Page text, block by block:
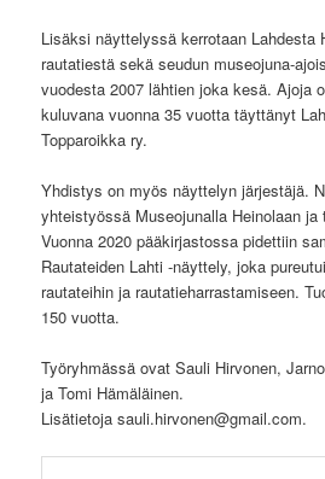
Lisäksi näyttelyssä kerrotaan Lahdesta
rautatiestä sekä seudun museojuna-
vuodesta 2007 lähtien joka kesä. Ajoja
kuluvana vuonna 35 vuotta täyttänyt
Topparoikka ry.
Yhdistys on myös näyttelyn järjestäjä.
yhteistyössä Museojunalla Heinolaan
Vuonna 2020 pääkirjastossa pidettiin
Rautateiden Lahti -näyttely, joka
rautateihin ja rautatieharrastamiseen.
150 vuotta.
Työryhmässä ovat Sauli Hirvonen,
ja Tomi Hämäläinen.
Lisätietoja sauli.hirvonen@gmail.com.